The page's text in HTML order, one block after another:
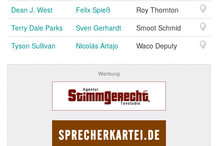
Dean J. West
Felix Spieß
Roy Thornton
Terry Dale Parks
Sven Gerhardt
Smoot Schmid
Tyson Sullivan
Nicolás Artajo Waco Deputy
Werbung